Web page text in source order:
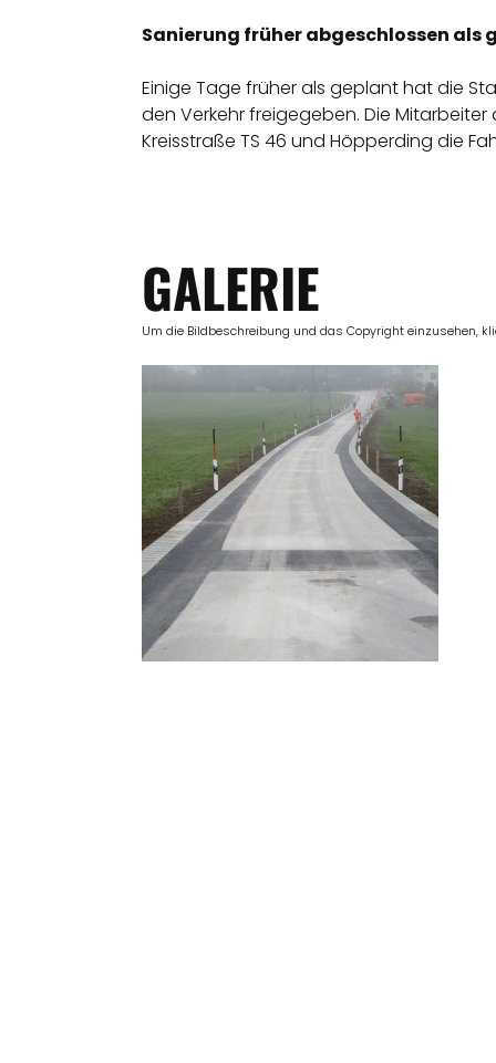
Sanierung früher abgeschlossen als
Einige Tage früher als geplant hat die
den Verkehr freigegeben. Die
Kreisstraße TS 46 und Höpperding die
GALERIE
Um die Bildbeschreibung und das Copyright einzusehen,